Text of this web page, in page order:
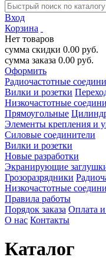
Вход
Корзина
Нет товаров
сумма скидки 0.00 руб.
сумма заказа 0.00 руб.
Оформить
Радиочастотные
Вилки и розетки
Низкочастотные
Прямоугольные
Элементы крепления и
Силовые соединители
Вилки и розетки
Новые разработки
Экранирующие
Грозоразрядники
Низкочастотные
Правила работы
Порядок заказа Оплата и
О нас Контакты
Каталог